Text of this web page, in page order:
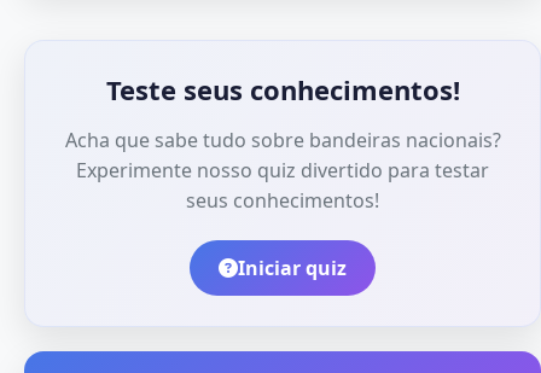
Teste seus conhecimentos!
Acha que sabe tudo sobre bandeiras nacionais?
Experimente nosso quiz divertido para testar
seus conhecimentos!
Iniciar quiz